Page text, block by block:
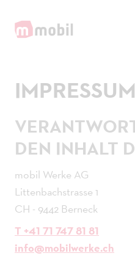
IMPRESSUM
DEN INHALT
mobil Werke AG
Littenbachstrasse 1
CH - 9442 Berneck
T +41 71 747 81 81
info@mobilwerke.ch